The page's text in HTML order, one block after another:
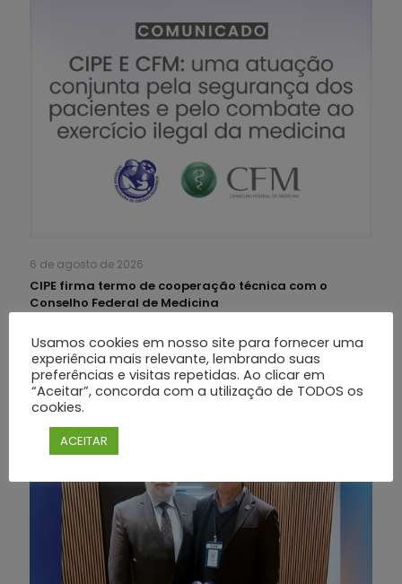
6 de agosto de 2026
CIPE firma termo de cooperação técnica com o
Conselho Federal de Medicina
Leia mais
Usamos cookies em nosso site para fornecer uma
experiência mais relevante, lembrando suas
preferências e visitas repetidas. Ao clicar em
“Aceitar”, concorda com a utilização de TODOS os
cookies.
ACEITAR